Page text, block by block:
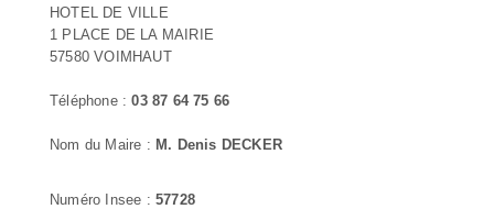
HOTEL DE VILLE
1 PLACE DE LA MAIRIE
57580 VOIMHAUT
Téléphone :03 87 64 75 66
Nom du Maire : M. Denis DECKER
Numéro Insee : 57728